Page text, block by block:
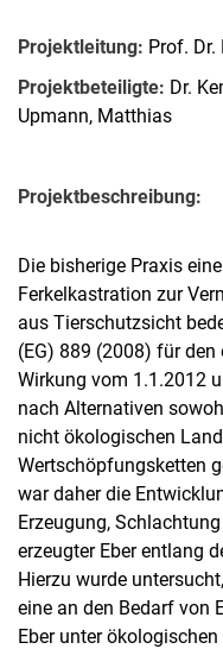
Projektleitung: Prof. Dr.
Projektbeteiligte: Dr.
Upmann, Matthias
Projektbeschreibung:
Die bisherige Praxis
Ferkelkastration zur
aus Tierschutzsicht
(EG) 889 (2008) für
Wirkung vom 1.1.2012
nach Alternativen
nicht ökologischen
Wertschöpfungsketten
war daher die
Erzeugung,
erzeugter Eber entlang
Hierzu wurde
eine an den Bedarf von
Eber unter